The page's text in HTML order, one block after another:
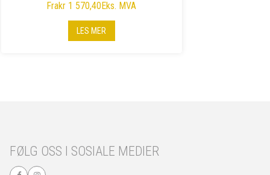
Frakr 1 570,40Eks. MVA
LES MER
FØLG OSS I SOSIALE MEDIER